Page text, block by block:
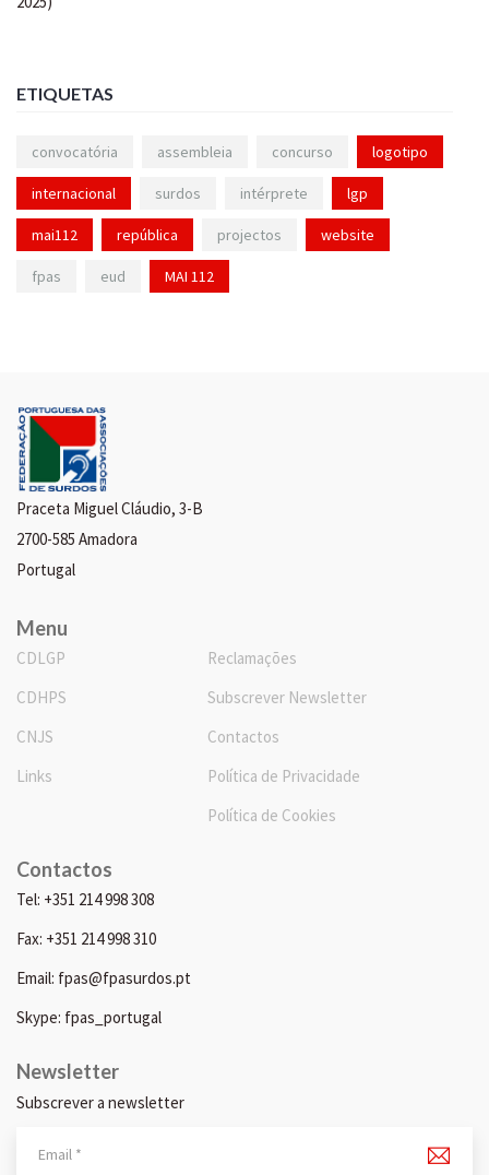
ETIQUETAS
convocatória assembleia concurso logotipo
internacional surdos intérprete lgp
mai112 república projectos website
fpas eud MAI 112
Praceta Miguel Cláudio, 3-B
2700-585 Amadora
Portugal
Menu
CDLGP
CDHPS
CNJS
Links
Reclamações
Subscrever Newsletter
Contactos
Política de Privacidade
Política de Cookies
Contactos
Tel: +351 214 998 308
Fax: +351 214 998 310
Email: fpas@fpasurdos.pt
Skype: fpas_portugal
Newsletter
Subscrever a newsletter